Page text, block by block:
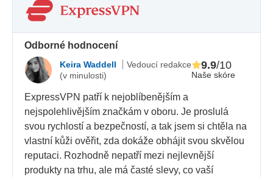
Odborné hodnocení
Keira Waddell
Vedoucí redakce
(v minulosti)
Naše skóre
9.9/10
ExpressVPN patří k nejoblíbenějším a
nejspolehlivějším značkám v oboru. Je proslulá
svou rychlostí a bezpečností, a tak jsem si chtěla na
vlastní kůži ověřit, zda dokáže obhájit svou skvělou
reputaci. Rozhodně nepatří mezi nejlevnější
produkty na trhu, ale má časté slevy, co vaší